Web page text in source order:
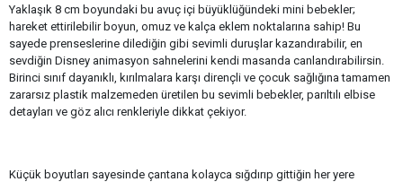
Yaklaşık 8 cm boyundaki bu avuç içi büyüklüğündeki mini bebekler;
hareket ettirilebilir boyun, omuz ve kalça eklem noktalarına sahip! Bu
sayede prenseslerine dilediğin gibi sevimli duruşlar kazandırabilir, en
sevdiğin Disney animasyon sahnelerini kendi masanda canlandırabilirsin.
Birinci sınıf dayanıklı, kırılmalara karşı dirençli ve çocuk sağlığına tamamen
zararsız plastik malzemeden üretilen bu sevimli bebekler, parıltılı elbise
detayları ve göz alıcı renkleriyle dikkat çekiyor.
Küçük boyutları sayesinde çantana kolayca sığdırıp gittiğin her yere